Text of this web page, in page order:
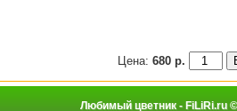
Цена: 680 р.
Любимый цветник - FiLiRi.ru